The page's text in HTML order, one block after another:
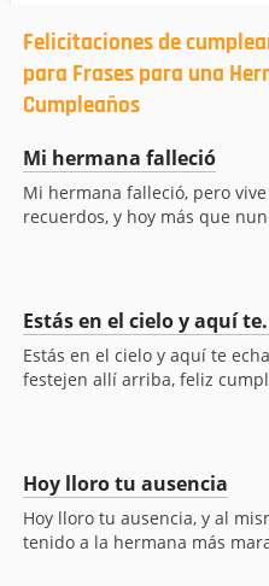
Felicitaciones de
para Frases para una
Cumpleaños
Mi hermana falleció
Mi hermana falleció, pero
recuerdos, y hoy más que
Estás en el cielo y aquí
Estás en el cielo y aquí te
festejen allí arriba, feliz
Hoy lloro tu ausencia
Hoy lloro tu ausencia, y al
tenido a la hermana más